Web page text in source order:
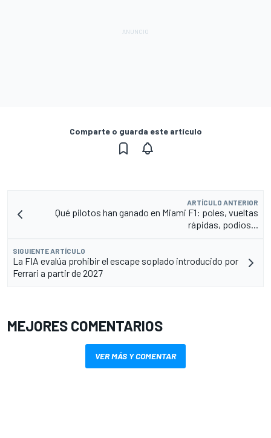
Comparte o guarda este artículo
ARTÍCULO ANTERIOR
Qué pilotos han ganado en Miami F1: poles, vueltas
rápidas, podios...
SIGUIENTE ARTÍCULO
La FIA evalúa prohibir el escape soplado introducido por
Ferrari a partir de 2027
MEJORES COMENTARIOS
VER MÁS Y COMENTAR